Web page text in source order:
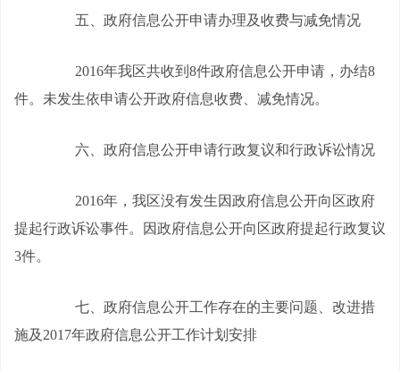
五、政府信息公开申请办理及收费与减免情况
2016年我区共收到 8件政府信息公开申请，办结8
件。未发生依申请公开政府信息收费、减免情况。
六、政府信息公开申请行政复议和行政诉讼情况
2016年，我区没有发生因政府信息公开向区政府
提起行政诉讼事件。因政府信息公开向区政府提起行政复议
3件。
七、政府信息公开工作存在的主要问题、改进措
施及 2017年政府信息公开工作计划安排